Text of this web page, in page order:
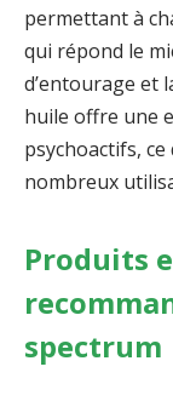
permettant à
qui répond le
d’entourage et
huile offre une
psychoactifs,
nombreux
Produits
spectrum